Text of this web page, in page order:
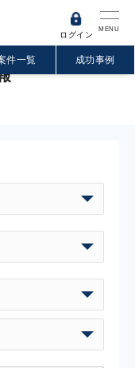
MENU
ログイン
件一覧 成功事例